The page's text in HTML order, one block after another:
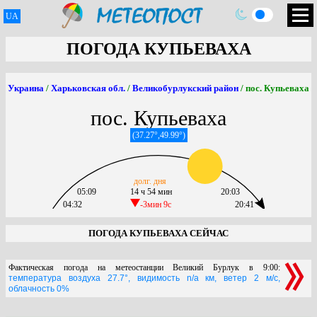
UA
ПОГОДА КУПЬЕВАХА
Украина / Харьковская обл. / Великобурлукский район / пос. Купьеваха
пос. Купьеваха
(37.27°,49.99°)
04:32
05:09
14 ч 54 мин
-3мин 9c
долг. дня
20:41
20:03
ПОГОДА КУПЬЕВАХА СЕЙЧАС
Фактическая погода на метеостанции Великий Бурлук в 9:00:
температура воздуха 27.7°, видимость n/a км, ветер 2 м/с,
облачность 0%